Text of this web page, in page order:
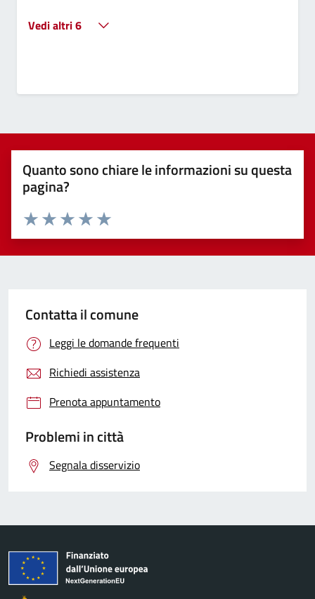
Vedi altri 6
Quanto sono chiare le informazioni su questa
pagina?
Valuta 5 stelle su 5
Valuta 4 stelle su 5
Valuta 3 stelle su 5
Valuta 2 stelle su 5
Valuta 1 stelle su 5
Contatta il comune
Leggi le domande frequenti
Richiedi assistenza
Prenota appuntamento
Problemi in città
Segnala disservizio